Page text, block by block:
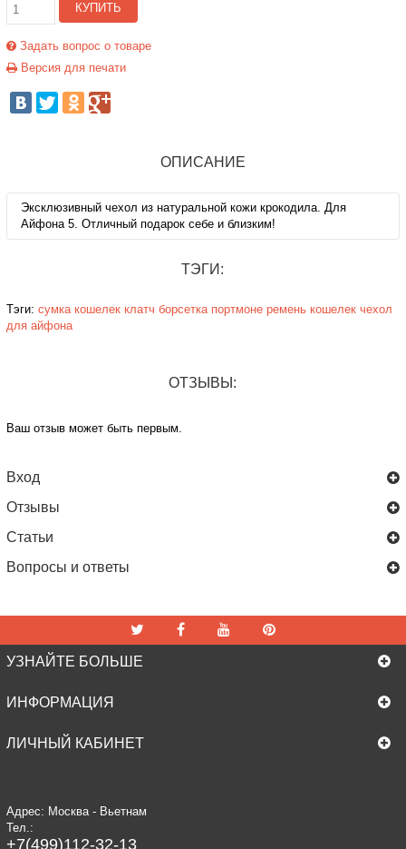
КУПИТЬ
Задать вопрос о товаре
Версия для печати
ОПИСАНИЕ
Эксклюзивный чехол из натуральной кожи крокодила. Для
Айфона 5. Отличный подарок себе и близким!
ТЭГИ:
Тэги: сумка кошелек клатч борсетка портмоне ремень кошелек чехол
для айфона
ОТЗЫВЫ:
Ваш отзыв может быть первым.
Вход
Отзывы
Статьи
Вопросы и ответы
УЗНАЙТЕ БОЛЬШЕ
ИНФОРМАЦИЯ
ЛИЧНЫЙ КАБИНЕТ
Адрес: Москва - Вьетнам
Тел.:
+7(499)112-32-13